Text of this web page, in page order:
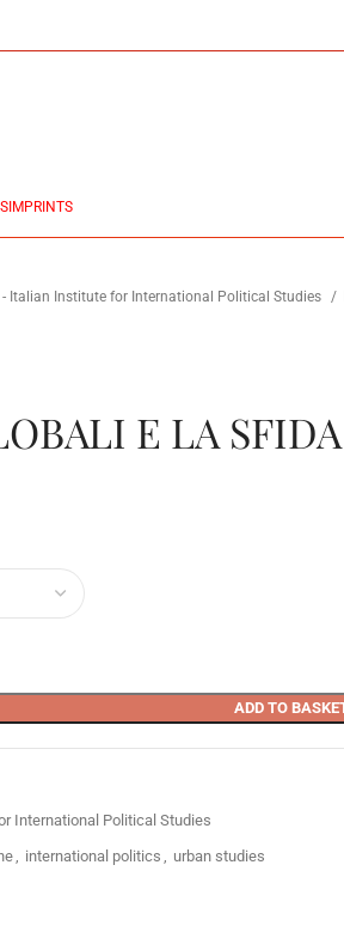
IMPRINTS
- Italian Institute for International Political Studies
E LA
ADD TO
International Political Studies
international politics urban studies